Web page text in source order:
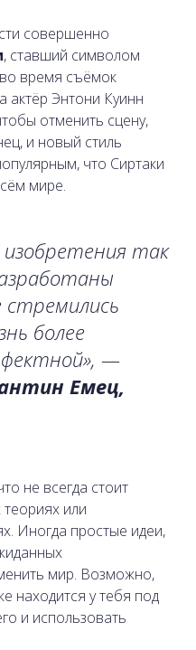
совершенно
, ставший символом
время съёмок
актёр Энтони Куинн
отменить сцену,
и новый стиль
что Сиртаки
мире.
так
более
—
Емец,
не всегда стоит
или
Иногда простые идеи,
мир. Возможно,
находится у тебя под
и использовать